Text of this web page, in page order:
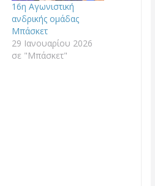
16η Αγωνιστική
ανδρικής ομάδας
Μπάσκετ
29 Ιανουαρίου 2026
σε "Μπάσκετ"